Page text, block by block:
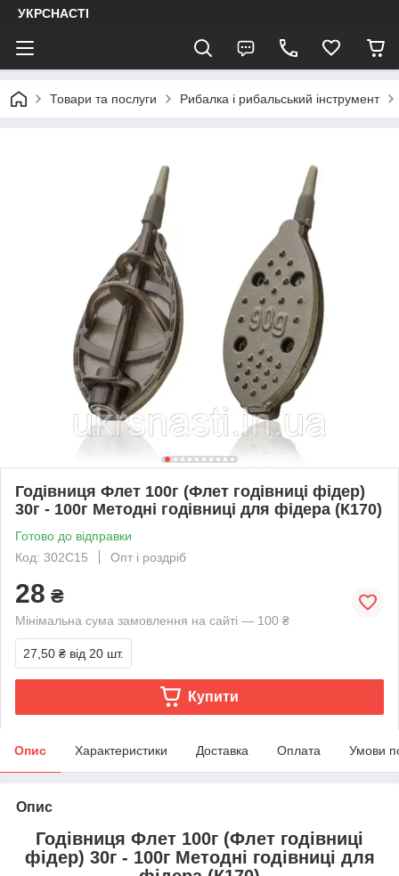
УКРСНАСТІ
Товари та послуги Рибалка і рибальський інструмент
Годівниця Флет 100г (Флет годівниці фідер)
30г - 100г Методні годівниці для фідера (К170)
Готово до відправки
Код: 302C15
Опт і роздріб
28 ₴
Мінімальна сума замовлення на сайті — 100 ₴
27,50 ₴ від 20 шт.
Купити
Опис Характеристики Доставка Оплата Умови
Опис
Годівниця Флет 100г (Флет годівниці
фідер) 30г - 100г Методні годівниці для